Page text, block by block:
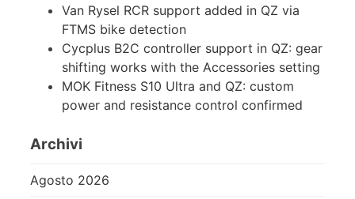
Van Rysel RCR support added in QZ via
FTMS bike detection
Cycplus B2C controller support in QZ: gear
shifting works with the Accessories setting
MOK Fitness S10 Ultra and QZ: custom
power and resistance control confirmed
Archivi
Agosto 2026